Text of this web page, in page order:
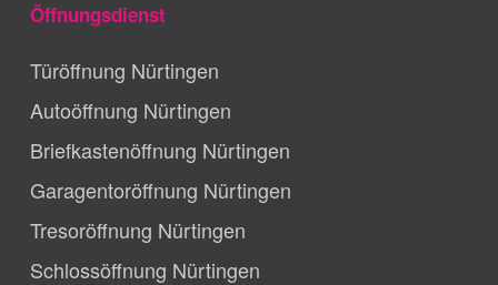
Öffnungsdienst
Türöffnung Nürtingen
Autoöffnung Nürtingen
Briefkastenöffnung Nürtingen
Garagentoröffnung Nürtingen
Tresoröffnung Nürtingen
Schlossöffnung Nürtingen